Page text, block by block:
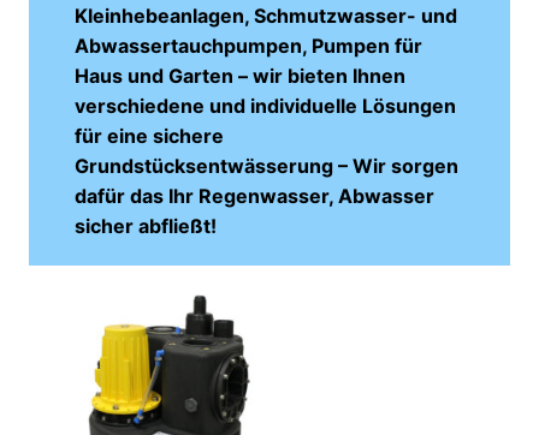
Kleinhebeanlagen, Schmutzwasser- und
Abwassertauchpumpen, Pumpen für
Haus und Garten – wir bieten Ihnen
verschiedene und individuelle Lösungen
für eine sichere
Grundstücksentwässerung – Wir sorgen
dafür das Ihr Regenwasser, Abwasser
sicher abfließt!